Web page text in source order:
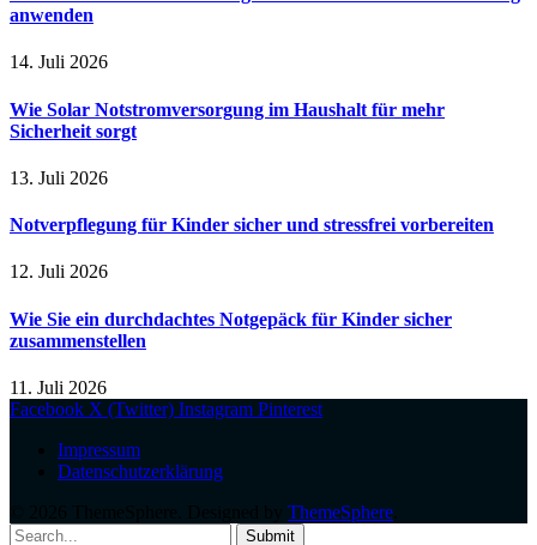
anwenden
14. Juli 2026
Wie Solar Notstromversorgung im Haushalt für mehr
Sicherheit sorgt
13. Juli 2026
Notverpflegung für Kinder sicher und stressfrei vorbereiten
12. Juli 2026
Wie Sie ein durchdachtes Notgepäck für Kinder sicher
zusammenstellen
11. Juli 2026
Facebook X (Twitter) Instagram Pinterest
Impressum
Datenschutzerklärung
ThemeSphere
Submit